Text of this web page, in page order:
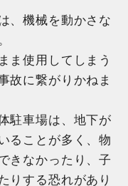
、機械を動かさな
ま使用してしまう
故に繋がりかねま
駐車場は、地下が
ることが多く、物
きなかったり、子
りする恐れがあり